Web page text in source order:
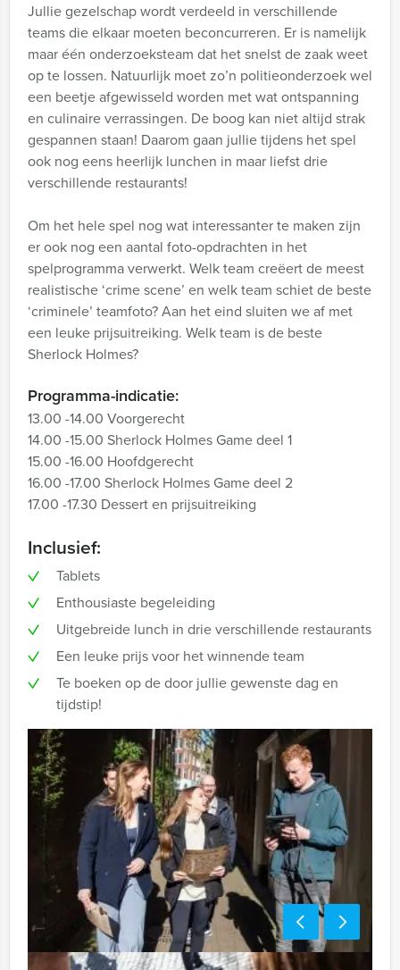
Jullie gezelschap wordt verdeeld in verschillende
teams die elkaar moeten beconcurreren. Er is namelijk
maar één onderzoeksteam dat het snelst de zaak weet
op te lossen. Natuurlijk moet zo’n politieonderzoek wel
een beetje afgewisseld worden met wat ontspanning
en culinaire verrassingen. De boog kan niet altijd strak
gespannen staan! Daarom gaan jullie tijdens het spel
ook nog eens heerlijk lunchen in maar liefst drie
verschillende restaurants!
Om het hele spel nog wat interessanter te maken zijn
er ook nog een aantal foto-opdrachten in het
spelprogramma verwerkt. Welk team creëert de meest
realistische ‘crime scene’ en welk team schiet de beste
‘criminele’ teamfoto? Aan het eind sluiten we af met
een leuke prijsuitreiking. Welk team is de beste
Sherlock Holmes?
Programma-indicatie:
13.00 -14.00 Voorgerecht
14.00 -15.00 Sherlock Holmes Game deel 1
15.00 -16.00 Hoofdgerecht
16.00 -17.00 Sherlock Holmes Game deel 2
17.00 -17.30 Dessert en prijsuitreiking
Inclusief:
Tablets
Enthousiaste begeleiding
Uitgebreide lunch in drie verschillende restaurants
Een leuke prijs voor het winnende team
Te boeken op de door jullie gewenste dag en
tijdstip!